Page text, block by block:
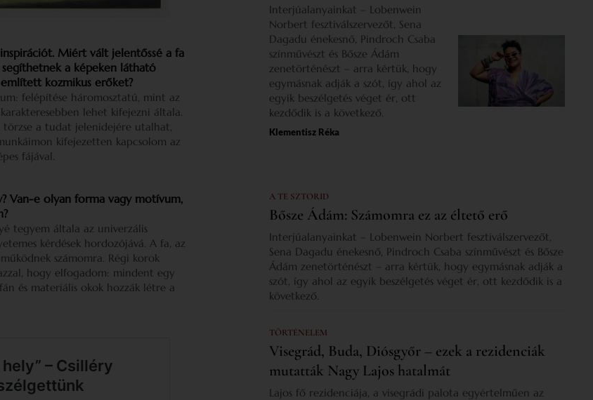
Miért vált jelentőssé a fa
a képeken látható
kozmikus erőket?
felépítése háromosztatú, mint az
lehet kifejezni általa.
a tudat jelenidejére utalhat,
kifejezetten kapcsolom az
fájával.
Van-e olyan forma vagy motívum,
tegyem általa az univerzális
kérdések hordozójává. A fa, az
számomra. Régi korok
hogy elfogadom: mindent egy
és materiális okok hozzák létre a
Interjúalanyainkat – Lobenwein
Norbert fesztiválszervezőt, Sena
Dagadu énekesnő, Pindroch Csaba
színművészt és Bősze Ádám
zenetörténészt – arra kértük, hogy
egymásnak adják a szót, így ahol az
egyik beszélgetés véget ér, ott
kezdődik is a következő.
Klementisz Réka
A TE SZTORID
Bősze Ádám: Számomra ez az éltető erő
Interjúalanyainkat – Lobenwein Norbert fesztiválszervezőt,
Sena Dagadu énekesnő, Pindroch Csaba színművészt és Bősze
Ádám zenetörténészt – arra kértük, hogy egymásnak adják a
szót, így ahol az egyik beszélgetés véget ér, ott kezdődik is a
következő.
TÖRTÉNELEM
Visegrád, Buda, Diósgyőr – ezek a rezidenciák
mutatták Nagy Lajos hatalmát
Lajos fő rezidenciája, a visegrádi palota egyértelműen az